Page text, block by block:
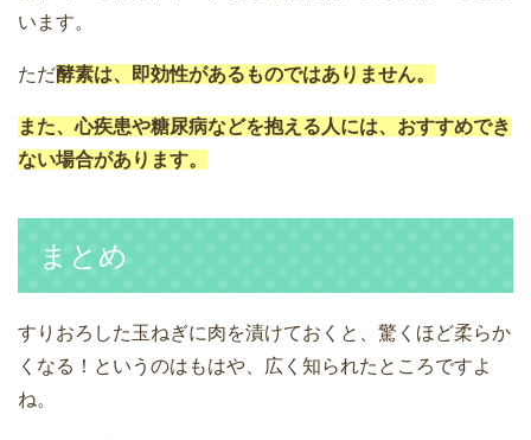
います。
ただ酵素は、即効性があるものではありません。
また、心疾患や糖尿病などを抱える人には、おすすめでき
ない場合があります。
まとめ
すりおろした玉ねぎに肉を漬けておくと、驚くほど柔らか
くなる！というのはもはや、広く知られたところですよ
ね。